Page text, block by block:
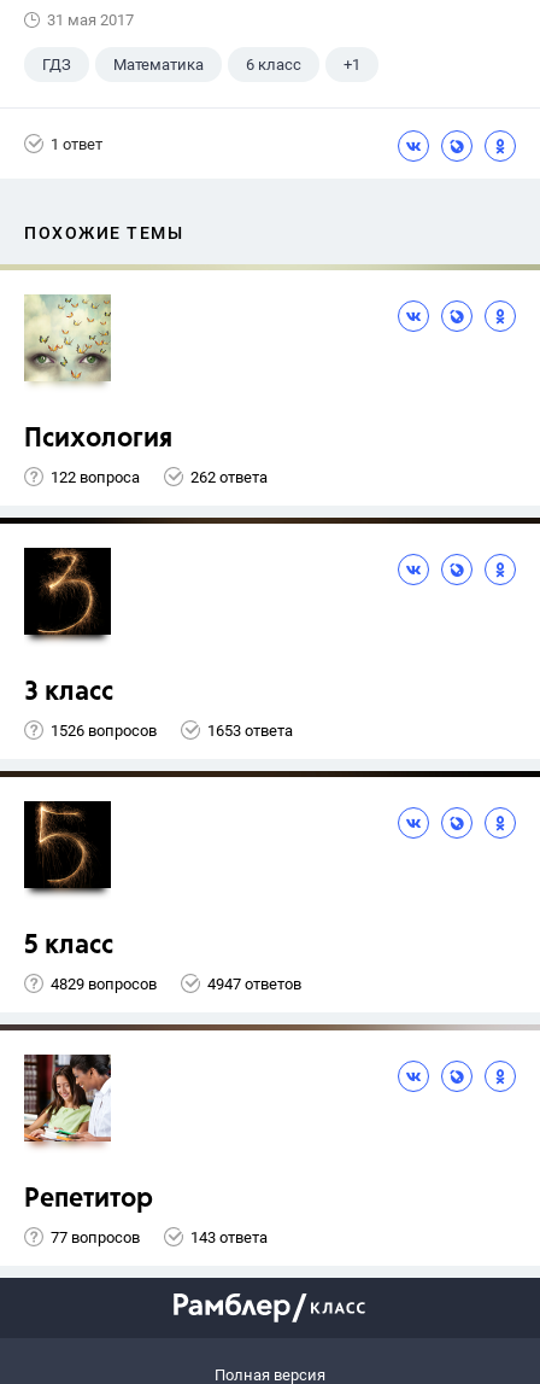
31 мая 2017
ГДЗ Математика 6 класс +1
1 ответ
ПОХОЖИЕ ТЕМЫ
Психология
122 вопроса 262 ответа
3 класс
1526 вопросов 1653 ответа
5 класс
4829 вопросов 4947 ответов
Репетитор
77 вопросов 143 ответа
Полная версия